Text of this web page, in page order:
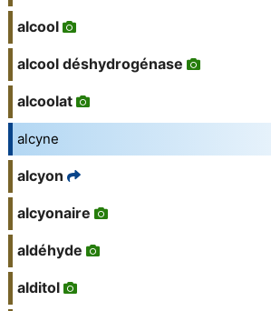
alcool
alcool déshydrogénase
alcoolat
alcyne
alcyon
alcyonaire
aldéhyde
alditol